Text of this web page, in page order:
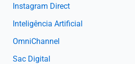
Instagram Direct
Inteligência Artificial
OmniChannel
Sac Digital